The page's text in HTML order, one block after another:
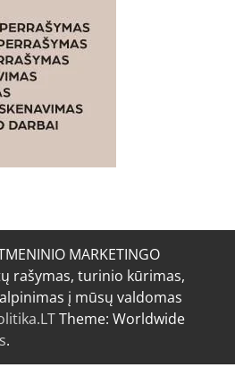
MARKETINGO
rašymas, turinio kūrimas,
į mūsų valdomas
Theme: Worldwide
.